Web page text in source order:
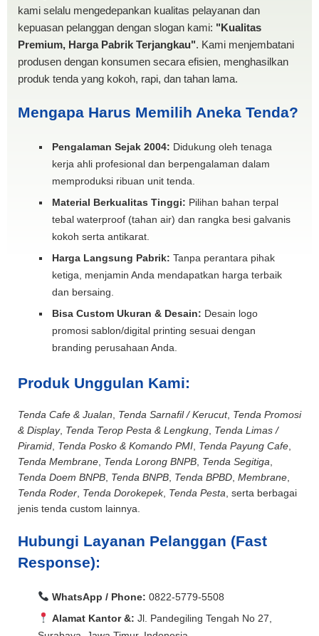
kami selalu mengedepankan kualitas pelayanan dan
kepuasan pelanggan dengan slogan kami: "Kualitas
Premium, Harga Pabrik Terjangkau". Kami menjembatani
produsen dengan konsumen secara efisien, menghasilkan
produk tenda yang kokoh, rapi, dan tahan lama.
Mengapa Harus Memilih Aneka Tenda?
Pengalaman Sejak 2004: Didukung oleh tenaga
kerja ahli profesional dan berpengalaman dalam
memproduksi ribuan unit tenda.
Material Berkualitas Tinggi: Pilihan bahan terpal
tebal waterproof (tahan air) dan rangka besi galvanis
kokoh serta antikarat.
Harga Langsung Pabrik: Tanpa perantara pihak
ketiga, menjamin Anda mendapatkan harga terbaik
dan bersaing.
Bisa Custom Ukuran & Desain: Desain logo
promosi sablon/digital printing sesuai dengan
branding perusahaan Anda.
Produk Unggulan Kami:
Tenda Cafe & Jualan Tenda Sarnafil / Kerucut, Tenda Promosi
& Display, Tenda Terop Pesta & Lengkung Tenda Limas /
Piramid Tenda Posko & Komando PMI Tenda Payung Cafe
Tenda Membrane Tenda Lorong BNPB Tenda Segitiga
Tenda Doem BNPB Tenda BNPB Tenda BPBD Membrane
Tenda Roder Tenda Dorokepek, Tenda Pesta , serta berbagai
jenis tenda custom lainnya.
Hubungi Layanan Pelanggan (Fast
Response):
WhatsApp / Phone: 0822-5779-5508
Alamat Kantor &: Jl. Pandegiling Tengah No 27,